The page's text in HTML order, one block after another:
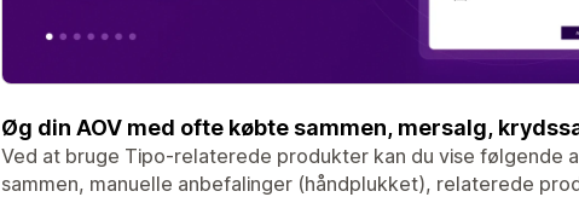
Øg din AOV med ofte købte sammen, mersalg,
Ved at bruge Tipo-relaterede produkter kan du vise følgende
sammen, manuelle anbefalinger (håndplukket), relaterede